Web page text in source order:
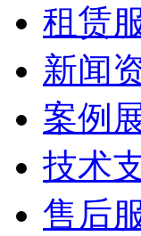
租赁
新闻
案例
技术
售后